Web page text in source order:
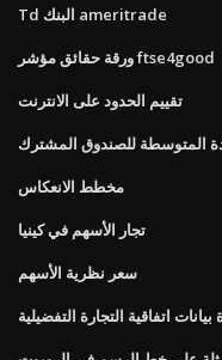
Td البنك ameritrade
ورقة حقائق مؤشر ftse4good
تقييم الحدود على الانترنت
المتوسطة للصندوق المشترك
مخطط الانعكاس
تجار الأسهم في كينيا
سعر نظرية الأسهم
اتفاقية التجارة التفضيلية